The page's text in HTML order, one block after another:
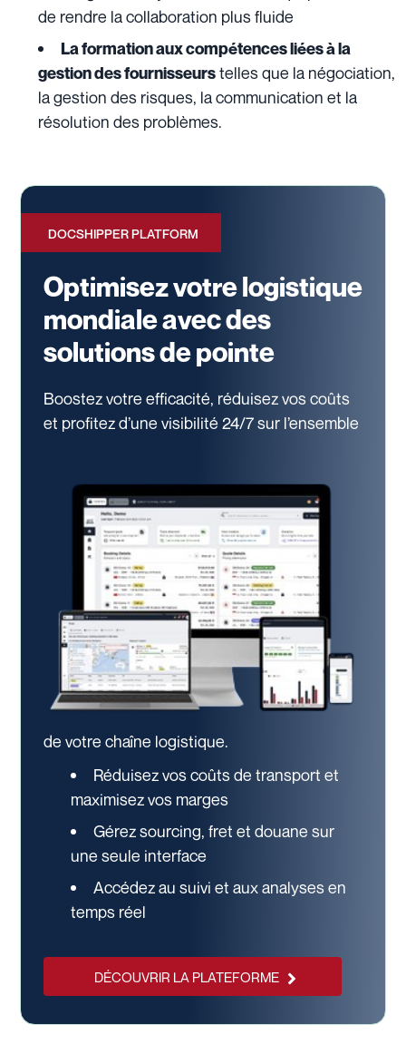
de rendre la collaboration plus fluide
La formation aux compétences liées à la
gestion des fournisseurstelles que la négociation,
la gestion des risques, la communication et la
résolution des problèmes.
DOCSHIPPER PLATFORM
Optimisez votre logistique
mondiale avec des
solutions de pointe
Boostez votre efficacité, réduisez vos coûts
et profitez d’une visibilité 24/7sur l’ensemble
de votre chaîne logistique.
Réduisez vos coûts de transport et
maximisez vos marges
Gérez sourcing, fret et douane sur
une seule interface
Accédez au suivi et aux analyses en
temps réel
DÉCOUVRIR LA PLATEFORME